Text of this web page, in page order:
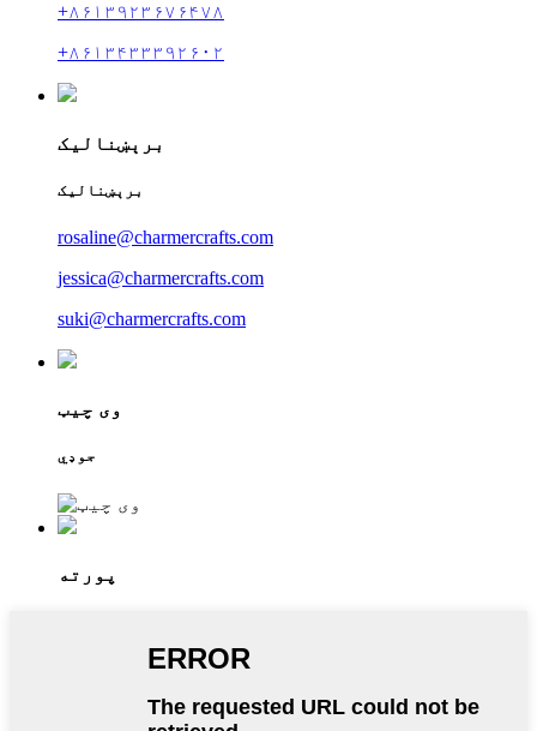
+۸۶۱۳۹۲۳۶۷۶۴۷۸
+۸۶۱۳۴۳۳۳۹۲۶۰۲
برېښنالیک
برېښنالیک
rosaline@charmercrafts.com
jessica@charmercrafts.com
suki@charmercrafts.com
وی چیټ
جوډي
پورته